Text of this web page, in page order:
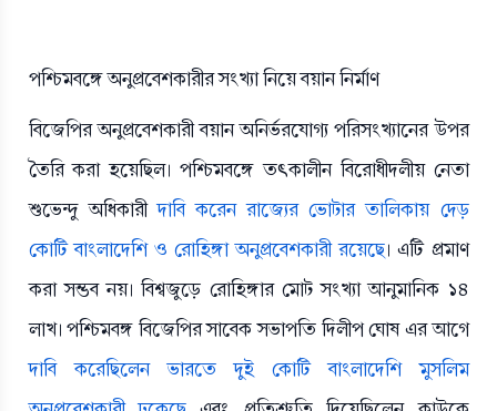
পশ্চিমবঙ্গে অনুপ্রবেশকারীর সংখ্যা নিয়ে বয়ান নির্মাণ
বিজেপির অনুপ্রবেশকারী বয়ান অনির্ভরযোগ্য পরিসংখ্যানের উপর
তৈরি করা হয়েছিল। পশ্চিমবঙ্গে তৎকালীন বিরোধীদলীয় নেতা
শুভেন্দু অধিকারীদাবি করেন রাজ্যের ভোটার তালিকায় দেড়
কোটি বাংলাদেশি ও রোহিঙ্গা অনুপ্রবেশকারী রয়েছে। এটি প্রমাণ
করা সম্ভব নয়। বিশ্বজুড়ে রোহিঙ্গার মোট সংখ্যা আনুমানিক ১৪
লাখ। পশ্চিমবঙ্গ বিজেপির সাবেক সভাপতি দিলীপ ঘোষ এর আগে
দাবি করেছিলেন ভারতে দুই কোটি বাংলাদেশি মুসলিম